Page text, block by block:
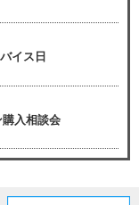
イス日
入相談会